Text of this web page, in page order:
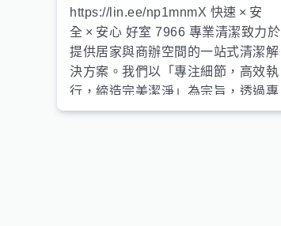
https://lin.ee/np1mnmX 快速 × 安
全 × 安心 好室 7966 專業清潔致力於
提供居家與商辦空間的一站式清潔解
決方案。我們以「專注細節，高效執
行，締造完美潔淨」為宗旨，透過專
業團隊與商務級清潔設備，守護客戶